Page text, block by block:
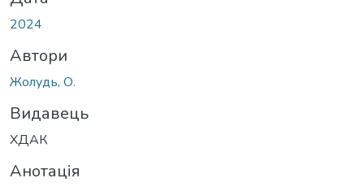
2024
Автори
Жолудь, О.
Видавець
ХДАК
Анотація